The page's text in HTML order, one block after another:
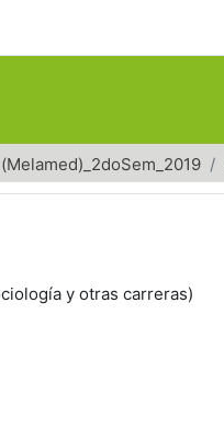
y otras carreras)